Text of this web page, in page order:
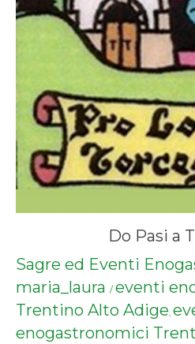
Do Pasi a
Sagre ed Eventi
maria_laura / eventi
Trentino Alto Adige,
enogastronomici